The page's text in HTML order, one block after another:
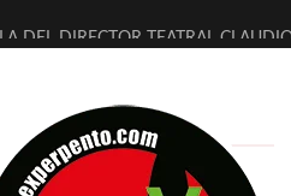
DEL DIRECTOR TEATRAL
#EXVITA
[BITÁCORA 3.0] EN EXVITA